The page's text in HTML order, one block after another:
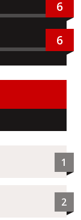
6
6
1
2